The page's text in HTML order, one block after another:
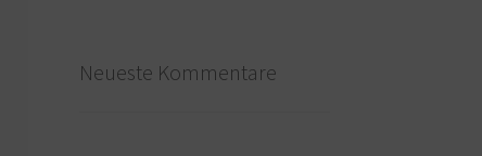
Neueste Kommentare